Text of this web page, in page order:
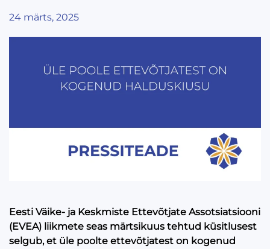
24 märts, 2025
Eesti Väike- ja Keskmiste Ettevõtjate Assotsiatsiooni
(EVEA) liikmete seas märtsikuus tehtud küsitlusest
selgub, et üle poolte ettevõtjatest on kogenud